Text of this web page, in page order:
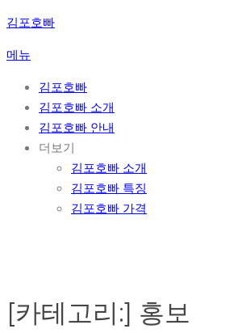
콘
츠
김포호빠
메뉴
김포호빠
김포호빠 소개
김포호빠 안내
더보기
김포호빠 소개
김포호빠 특징
김포호빠 가격
[카테고리:] 홍보